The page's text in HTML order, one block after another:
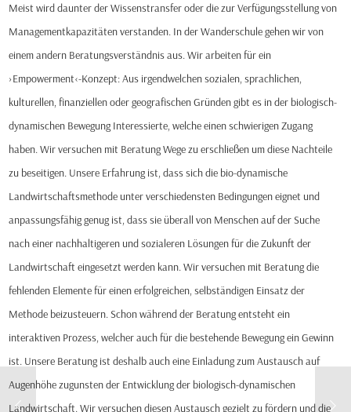
Meist wird daunter der Wissenstransfer oder die zur Verfügungsstellung von
Managementkapazitäten verstanden. In der Wanderschule gehen wir von
einem andern Beratungsverständnis aus. Wir arbeiten für ein
›Empowerment‹-Konzept: Aus irgendwelchen sozialen, sprachlichen,
kulturellen, finanziellen oder geografischen Gründen gibt es in der biologisch-
dynamischen Bewegung Interessierte, welche einen schwierigen Zugang
haben. Wir versuchen mit Beratung Wege zu erschließen um diese Nachteile
zu beseitigen. Unsere Erfahrung ist, dass sich die bio-dynamische
Landwirtschaftsmethode unter verschiedensten Bedingungen eignet und
anpassungsfähig genug ist, dass sie überall von Menschen auf der Suche
nach einer nachhaltigeren und sozialeren Lösungen für die Zukunft der
Landwirtschaft eingesetzt werden kann. Wir versuchen mit Beratung die
fehlenden Elemente für einen erfolgreichen, selbständigen Einsatz der
Methode beizusteuern. Schon während der Beratung entsteht ein
interaktiven Prozess, welcher auch für die bestehende Bewegung ein Gewinn
ist. Unsere Beratung ist deshalb auch eine Einladung zum Austausch auf
Augenhöhe zugunsten der Entwicklung der biologisch-dynamischen
Landwirtschaft. Wir versuchen diesen Austausch gezielt zu fördern und die